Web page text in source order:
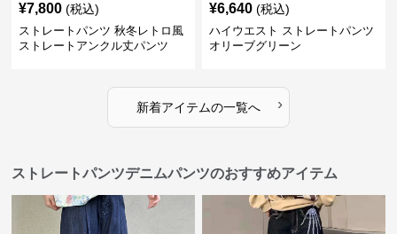
¥7,800 (税込)
ストレートパンツ 秋冬レトロ風
ストレートアンクル丈パンツ
¥6,640 (税込)
ハイウエスト ストレートパンツ
オリーブグリーン
新着アイテムの一覧へ ›
ストレートパンツデニムパンツのおすすめアイテム